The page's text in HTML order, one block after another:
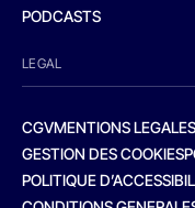
PODCASTS
LEGAL
CGVMENTIONS LEGALES
GESTION DES COOKIES
POLITIQUE